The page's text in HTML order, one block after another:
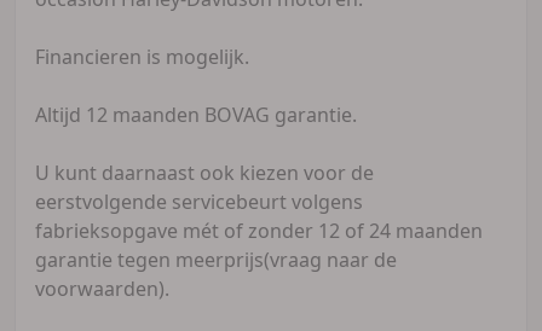
Financieren is mogelijk.
Altijd 12 maanden BOVAG garantie.
U kunt daarnaast ook kiezen voor de
eerstvolgende servicebeurt volgens
fabrieksopgave mét of zonder 12 of 24 maanden
garantie tegen meerprijs(vraag naar de
voorwaarden).